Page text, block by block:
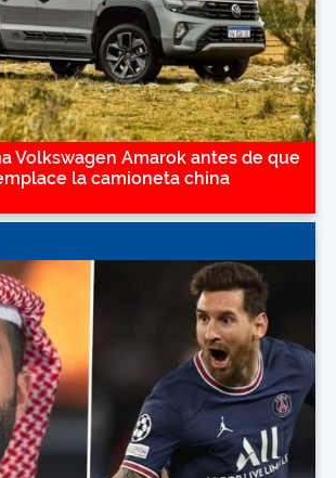
Volkswagen Amarok antes de que
la camioneta china